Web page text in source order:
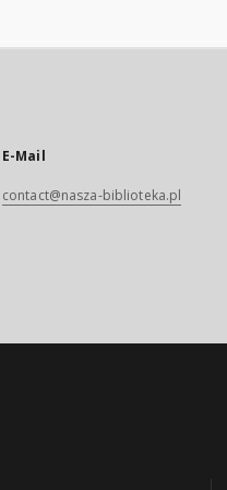
E-Mail
contact@nasza-biblioteka.pl